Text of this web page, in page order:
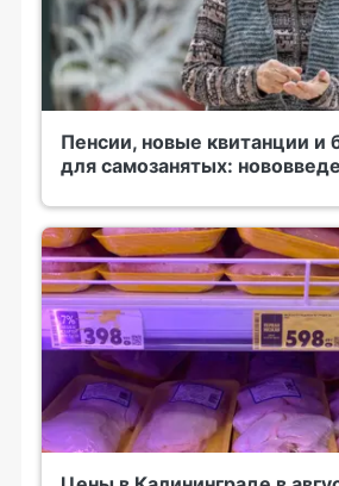
Пенсии, новые квитанции и
для самозанятых: